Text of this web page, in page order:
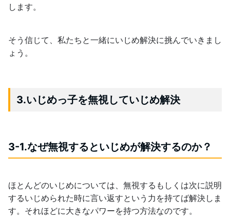
します。
そう信じて、私たちと一緒にいじめ解決に挑んでいきまし
ょう。
3.いじめっ子を無視していじめ解決
3-1.なぜ無視するといじめが解決するのか？
ほとんどのいじめについては、無視するもしくは次に説明
するいじめられた時に言い返すという力を持てば解決しま
す。それほどに大きなパワーを持つ方法なのです。